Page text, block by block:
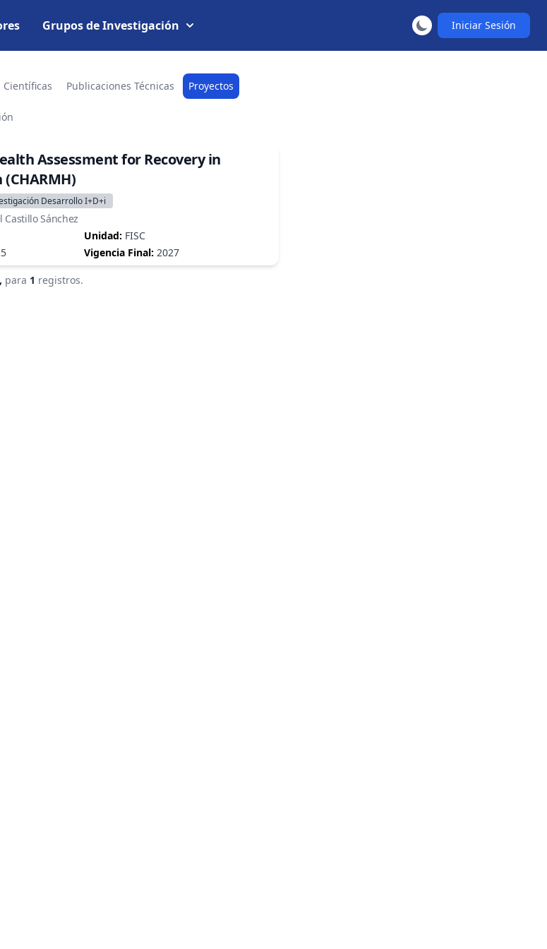
Iniciar Sesión
Grupos de Investigación
Científicas Publicaciones Técnicas Proyectos
Assessment for Recovery in
Desarrollo I+D+i
Castillo Sánchez
Unidad: FISC
Vigencia Final: 2027
para 1 registros.